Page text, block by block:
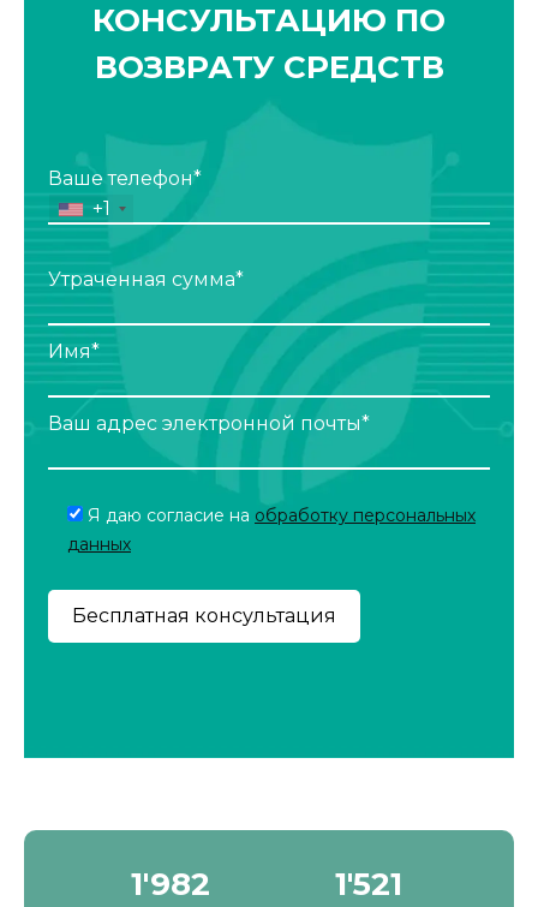
КОНСУЛЬТАЦИЮ ПО
ВОЗВРАТУ СРЕДСТВ
Ваше телефон*
+1
Утраченная сумма*
Имя*
Ваш адрес электронной почты*
Я даю согласие на обработку персональных
данных
2'190 1'680